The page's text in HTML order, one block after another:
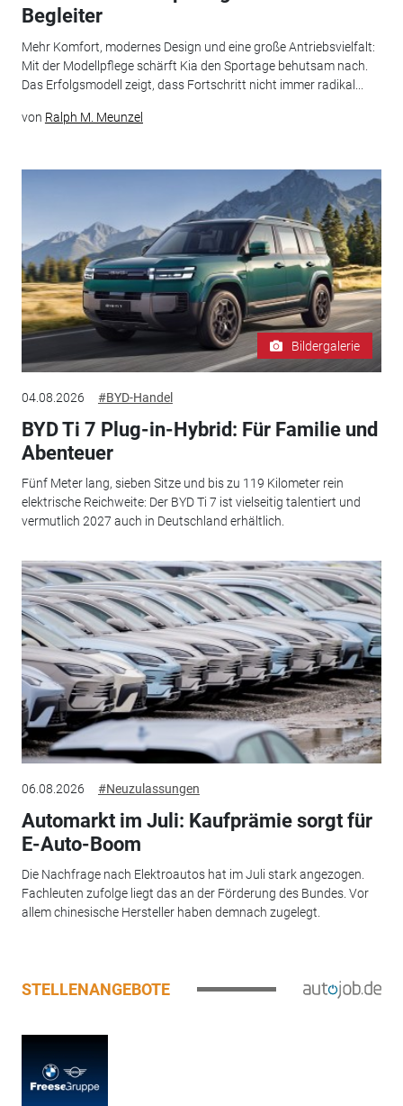
Begleiter
Mehr Komfort, modernes Design und eine große Antriebsvielfalt:
Mit der Modellpflege schärft Kia den Sportage behutsam nach.
Das Erfolgsmodell zeigt, dass Fortschritt nicht immer radikal...
von Ralph M. Meunzel
Bildergalerie
04.08.2026 #BYD-Handel
BYD Ti 7 Plug-in-Hybrid: Für Familie und
Abenteuer
Fünf Meter lang, sieben Sitze und bis zu 119 Kilometer rein
elektrische Reichweite: Der BYD Ti 7 ist vielseitig talentiert und
vermutlich 2027 auch in Deutschland erhältlich.
06.08.2026 #Neuzulassungen
Automarkt im Juli: Kaufprämie sorgt für
E-Auto-Boom
Die Nachfrage nach Elektroautos hat im Juli stark angezogen.
Fachleuten zufolge liegt das an der Förderung des Bundes. Vor
allem chinesische Hersteller haben demnach zugelegt.
STELLENANGEBOTE